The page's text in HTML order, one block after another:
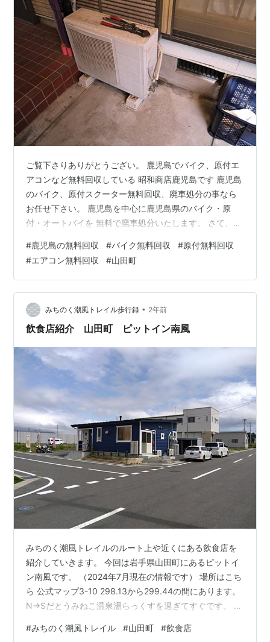
ご覧下さりありがとうござい。 鹿児島でバイク、原付エ
アコンなど無料回収している 昭和商店鹿児島です 鹿児島
のバイク、原付スクーター無料回収、廃車処分の事なら
お任せ下さい。 鹿児島を中心に鹿児島県のバイク・原
付・オートバイを 無料で廃車処分いたします。 さて、今
無料回収にお伺いしました、 本日のご依頼はホームペー
ジをご覧になり お電話下さりました、ありがとうござい
ます。 新ＨＰの方も中々評判がいいみたいで今日も 電話
ラッシュが続きました( ;∀;) 定番のガスを室外機に閉じ込
める作業（ポンプダウン） 作業をします、ストップ・温
暖化ですね！ 子供…
#鹿児島の無料回収 #バイク無料回収 #原付無料回収
#エアコン無料回収 #山田町
みちのく潮風トレイル歩行録 • 2年前
飲食店紹介 山田町 ピットイン南風
みちのく潮風トレイルのルート上や近くにある飲食店を
紹介していきます。 今回は岩手県山田町にあるピットイ
ン南風です。 （2024年7月現在の情報です） 場所はこち
ら 公式マップ3-10 298.13から299.44の間にあります。
N→Sだとうみねこ温泉湯らっくすを過ぎてすぐです。 建
ぼりが建っているのでそれを目印にしましょう。 店内に
#みちのく潮風トレイル #山田町 #飲食店